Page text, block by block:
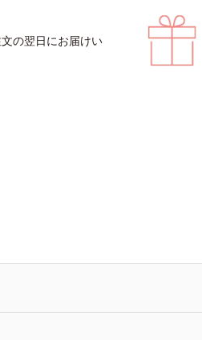
の翌日にお届けい